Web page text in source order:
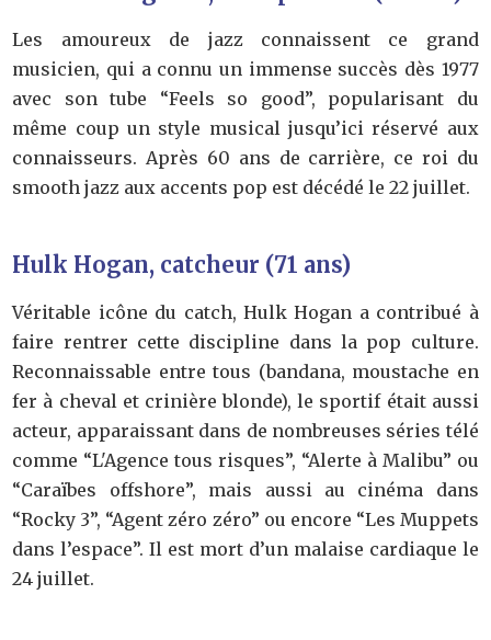
Les amoureux de jazz connaissent ce grand
musicien, qui a connu un immense succès dès 1977
avec son tube “Feels so good”, popularisant du
même coup un style musical jusqu’ici réservé aux
connaisseurs. Après 60 ans de carrière, ce roi du
smooth jazz aux accents pop est décédé le 22 juillet.
Hulk Hogan, catcheur (71 ans)
Véritable icône du catch, Hulk Hogan a contribué à
faire rentrer cette discipline dans la pop culture.
Reconnaissable entre tous (bandana, moustache en
fer à cheval et crinière blonde), le sportif était aussi
acteur, apparaissant dans de nombreuses séries télé
comme “L'Agence tous risques”, “Alerte à Malibu” ou
“Caraïbes offshore”, mais aussi au cinéma dans
“Rocky 3”, “Agent zéro zéro” ou encore “Les Muppets
dans l’espace”. Il est mort d’un malaise cardiaque le
24 juillet.